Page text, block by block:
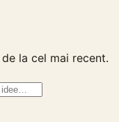
la cel mai recent.